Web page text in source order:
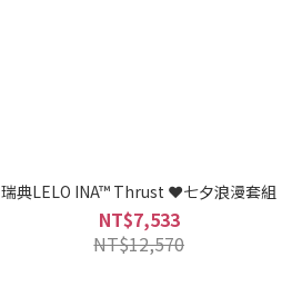
瑞典LELO INA™ Thrust ❤️七夕浪漫套組
NT$7,533
NT$12,570